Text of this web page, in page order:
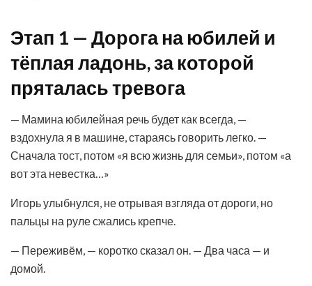
Этап 1 — Дорога на юбилей и
тёплая ладонь, за которой
пряталась тревога
— Мамина юбилейная речь будет как всегда, —
вздохнула я в машине, стараясь говорить легко. —
Сначала тост, потом «я всю жизнь для семьи», потом «а
вот эта невестка…»
Игорь улыбнулся, не отрывая взгляда от дороги, но
пальцы на руле сжались крепче.
— Переживём, — коротко сказал он. — Два часа — и
домой.